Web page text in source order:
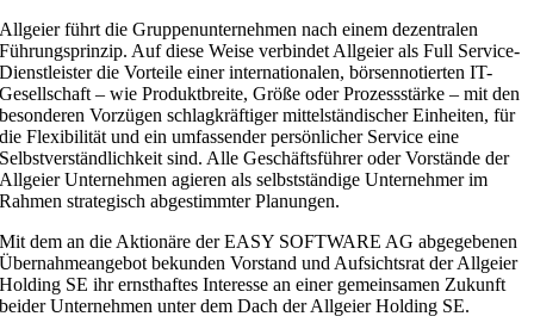
Allgeier führt die Gruppenunternehmen nach einem dezentralen
Führungsprinzip. Auf diese Weise verbindet Allgeier als Full Service-
Dienstleister die Vorteile einer internationalen, börsennotierten IT-
Gesellschaft – wie Produktbreite, Größe oder Prozessstärke – mit den
besonderen Vorzügen schlagkräftiger mittelständischer Einheiten, für
die Flexibilität und ein umfassender persönlicher Service eine
Selbstverständlichkeit sind. Alle Geschäftsführer oder Vorstände der
Allgeier Unternehmen agieren als selbstständige Unternehmer im
Rahmen strategisch abgestimmter Planungen.
Mit dem an die Aktionäre der EASY SOFTWARE AG abgegebenen
Übernahmeangebot bekunden Vorstand und Aufsichtsrat der Allgeier
Holding SE ihr ernsthaftes Interesse an einer gemeinsamen Zukunft
beider Unternehmen unter dem Dach der Allgeier Holding SE.